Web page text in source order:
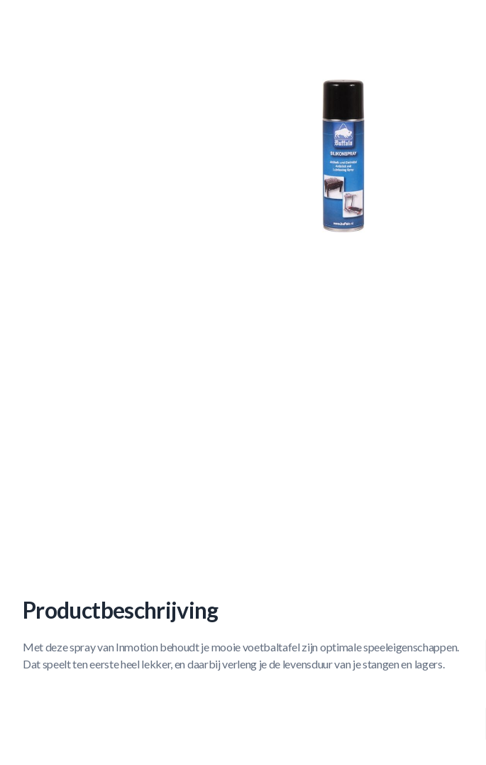
Productbeschrijving
Met deze spray van Inmotion behoudt je mooie voetbaltafel zijn optimale speeleigenschappen.
Dat speelt ten eerste heel lekker, en daarbij verleng je de levensduur van je stangen en lagers.